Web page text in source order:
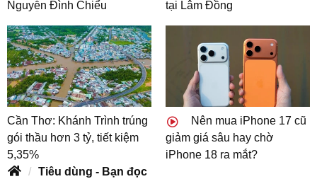
Nguyễn Đình Chiểu
tại Lâm Đồng
Cần Thơ: Khánh Trình trúng
gói thầu hơn 3 tỷ, tiết kiệm
5,35%
Nên mua iPhone 17 cũ
giảm giá sâu hay chờ
iPhone 18 ra mắt?
Tiêu dùng - Bạn đọc